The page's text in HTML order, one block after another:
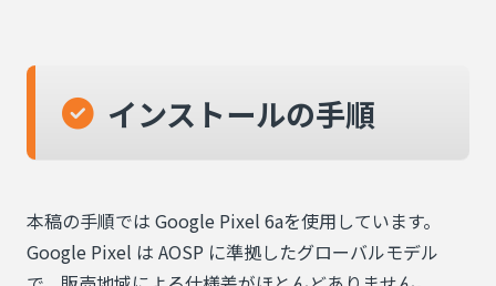
インストールの手順
本稿の手順では Google Pixel 6aを使用しています。
Google Pixel は AOSP に準拠したグローバルモデル